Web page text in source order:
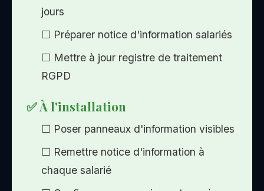
jours
☐ Préparer notice d'information salariés
☐ Mettre à jour registre de traitement
RGPD
✅ À l'installation
☐ Poser panneaux d'information visibles
☐ Remettre notice d'information à
chaque salarié